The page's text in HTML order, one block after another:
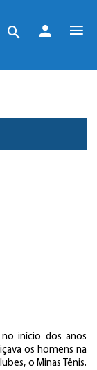
no início dos anos
os homens na
o Minas Tênis.